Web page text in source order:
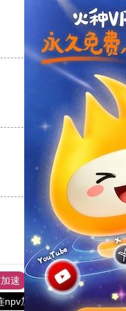
速 雷霆每天免费2小时
npv加速器 快连vn破解版